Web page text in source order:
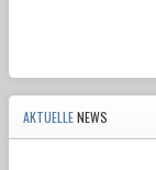
AKTUELLENEWS